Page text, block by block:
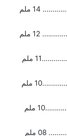
14 ملم
12 ملم
ملم
ملم
ملم
ملم